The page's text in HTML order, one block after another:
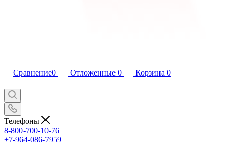
Сравнение0 Отложенные 0 Корзина 0
Телефоны
8-800-700-10-76
+7-964-086-7959